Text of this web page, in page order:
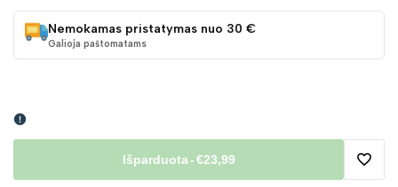
Nemokamas pristatymas nuo 30 €
Galioja paštomatams
Išparduota-€23,99